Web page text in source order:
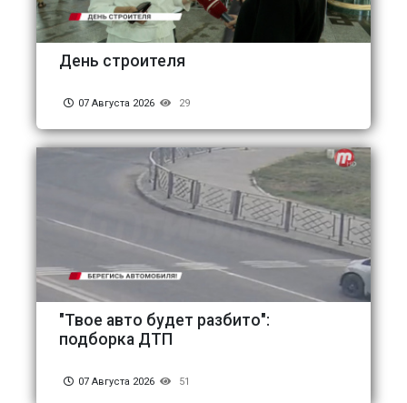
День строителя
07 Августа 2026 29
"Твое авто будет разбито":
подборка ДТП
07 Августа 2026 51